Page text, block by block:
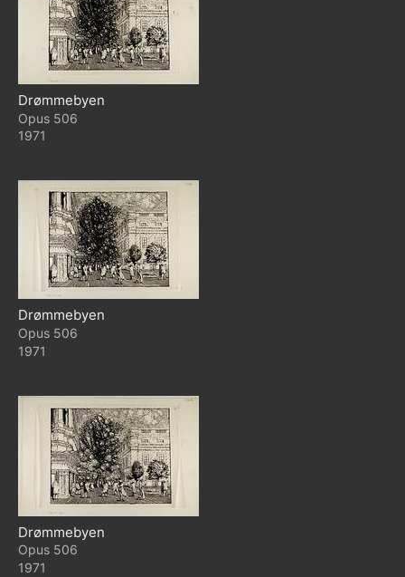
Drømmebyen
506
1971
Drømmebyen
506
1971
Drømmebyen
506
1971